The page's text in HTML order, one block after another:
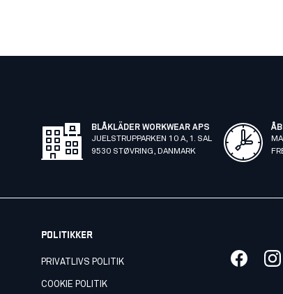
BLÅKLÄDER WORKWEAR APS
JUELSTRUPPARKEN 10 A, 1. SAL
9530 STØVRING, DANMARK
POLITIKKER
PRIVATLIVS POLITIK
COOKIE POLITIK